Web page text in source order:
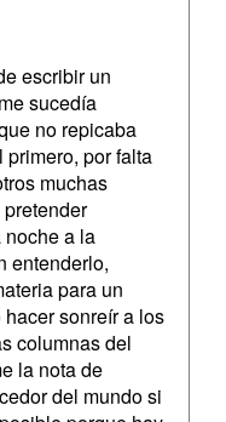
escribir un
sucedía
no repicaba
por falta
muchas
noche a la
entenderlo,
para un
sonreír a los
columnas del
la nota de
del mundo si